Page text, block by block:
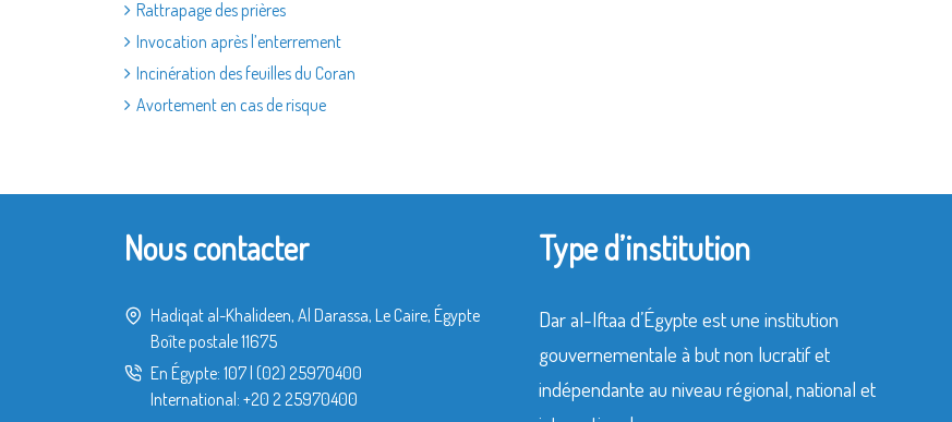
Rattrapage des prières
Invocation après l’enterrement
Incinération des feuilles du Coran
Avortement en cas de risque
Nous contacter
Hadiqat al-Khalideen, Al Darassa, Le Caire, Égypte
Boîte postale 11675
En Égypte: 107 (02) 25970400
International: +20 2 25970400
Type d’institution
Dar al-Iftaa d’Égypte est une institution
gouvernementale à but non lucratif et
indépendante au niveau régional, national et